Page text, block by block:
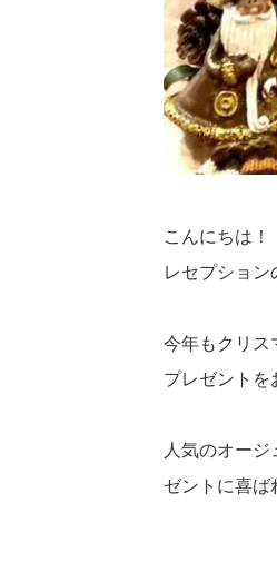
こんにちは！
レセプション
今年もクリス
プレゼントを
人気のオー
ゼントに喜ば